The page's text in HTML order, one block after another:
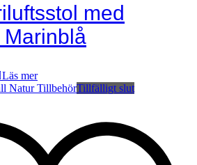
med
Marinblå
Läs mer
Tillfälligt slut